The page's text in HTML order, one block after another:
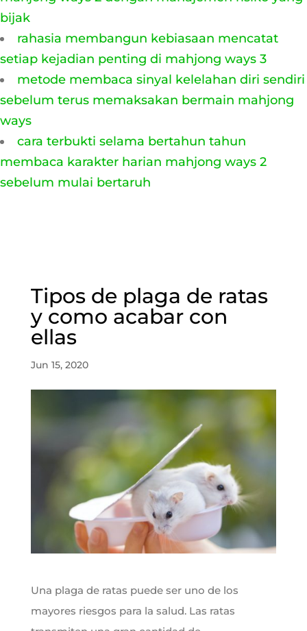
bijak
rahasia membangun kebiasaan mencatat
setiap kejadian penting di mahjong ways 3
metode membaca sinyal kelelahan diri sendiri
sebelum terus memaksakan bermain mahjong
ways
cara terbukti selama bertahun tahun
membaca karakter harian mahjong ways 2
sebelum mulai bertaruh
Tipos de plaga de ratas
y como acabar con
ellas
Jun 15, 2020
Una plaga de ratas puede ser uno de los
mayores riesgos para la salud. Las ratas